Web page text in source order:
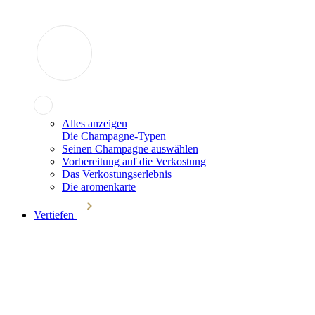
Alles anzeigen
Die Champagne-Typen
Seinen Champagne auswählen
Vorbereitung auf die Verkostung
Das Verkostungserlebnis
Die aromenkarte
Vertiefen